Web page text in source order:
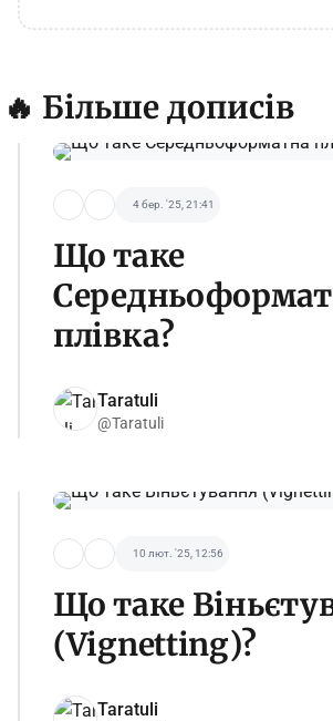
🔥 Більше дописів
4 бер. '25, 21:41
Що таке
плівка?
Taratuli
@Taratuli
10 лют. '25, 12:56
Що таке
(Vignetting)?
Taratuli